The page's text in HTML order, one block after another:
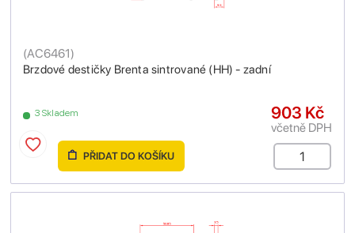
Brzdové destičky Brenta sintrované (HH) - zadní
(AC6461)
3 Skladem 903 Kč
včetně DPH
PŘIDAT DO KOŠÍKU